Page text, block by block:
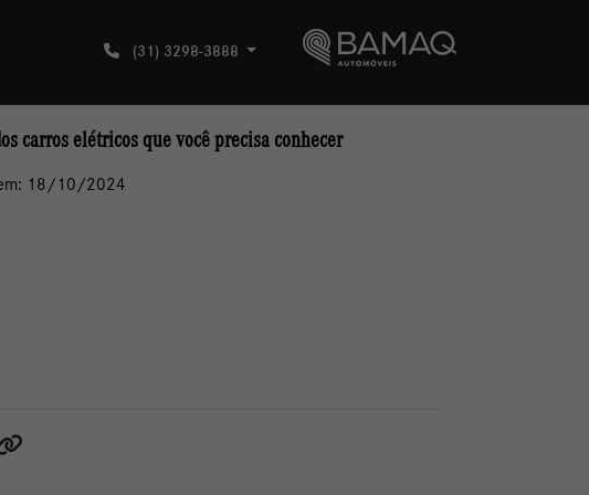
(31) 3298-3888
carros elétricos que você precisa conhecer
18/10/2024